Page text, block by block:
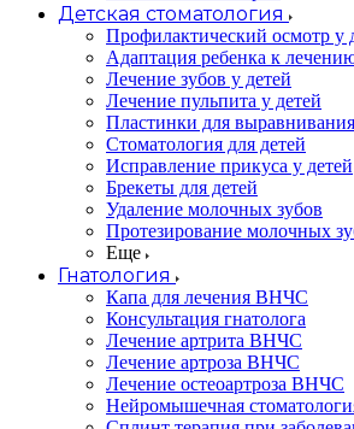
Детская стоматология
Профилактический осмотр у
Адаптация ребенка к
Лечение зубов у детей
Лечение пульпита у детей
Пластинки для выравнивания
Стоматология для детей
Исправление прикуса у детей
Брекеты для детей
Удаление молочных зубов
Протезирование молочных
Еще
Гнатология
Капа для лечения ВНЧС
Консультация гнатолога
Лечение артрита ВНЧС
Лечение артроза ВНЧС
Лечение остеоартроза ВНЧС
Нейромышечная